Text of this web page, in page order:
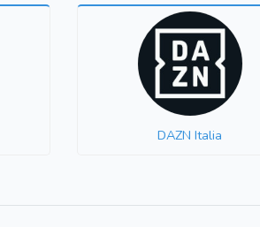
DAZN Italia